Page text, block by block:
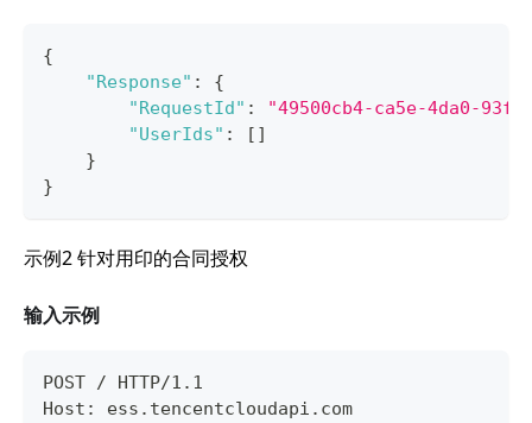
{
"Response" :
{
"RequestId" :
"49500cb4-ca5e-4da0-
"UserIds" : [ ]
}
}
示例2 针对用印的合同授权
输入示例
POST / HTTP/1.1
Host: ess.tencentcloudapi.com